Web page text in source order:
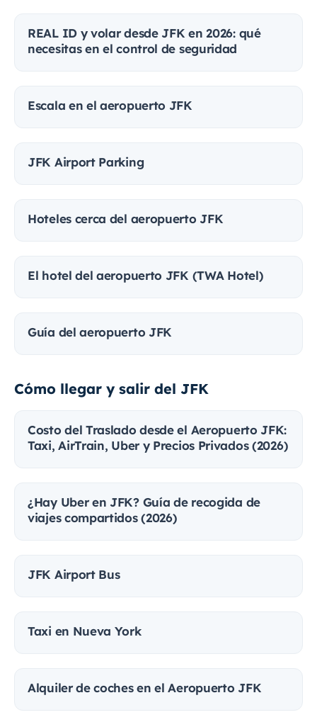
REAL ID y volar desde JFK en 2026: qué
necesitas en el control de seguridad
Escala en el aeropuerto JFK
JFK Airport Parking
Hoteles cerca del aeropuerto JFK
El hotel del aeropuerto JFK (TWA Hotel)
Guía del aeropuerto JFK
Cómo llegar y salir del JFK
Costo del Traslado desde el Aeropuerto JFK:
Taxi, AirTrain, Uber y Precios Privados (2026)
¿Hay Uber en JFK? Guía de recogida de
viajes compartidos (2026)
JFK Airport Bus
Taxi en Nueva York
Alquiler de coches en el Aeropuerto JFK